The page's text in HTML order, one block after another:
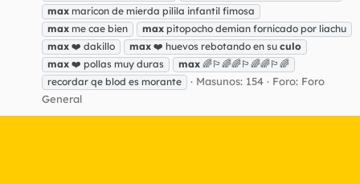
max maricon de mierda pilila infantil fimosa
max me cae bien max pitopocho demian fornicado por liachu
max ❤️ dakillo max ❤️ huevos rebotando en su culo
max ❤️ pollas muy duras max 🌈🏳️‍🌈🌈🏳️‍🌈🌈🏳️‍🌈
recordar qe blod es morante
Masunos: 154 Foro: Foro
General